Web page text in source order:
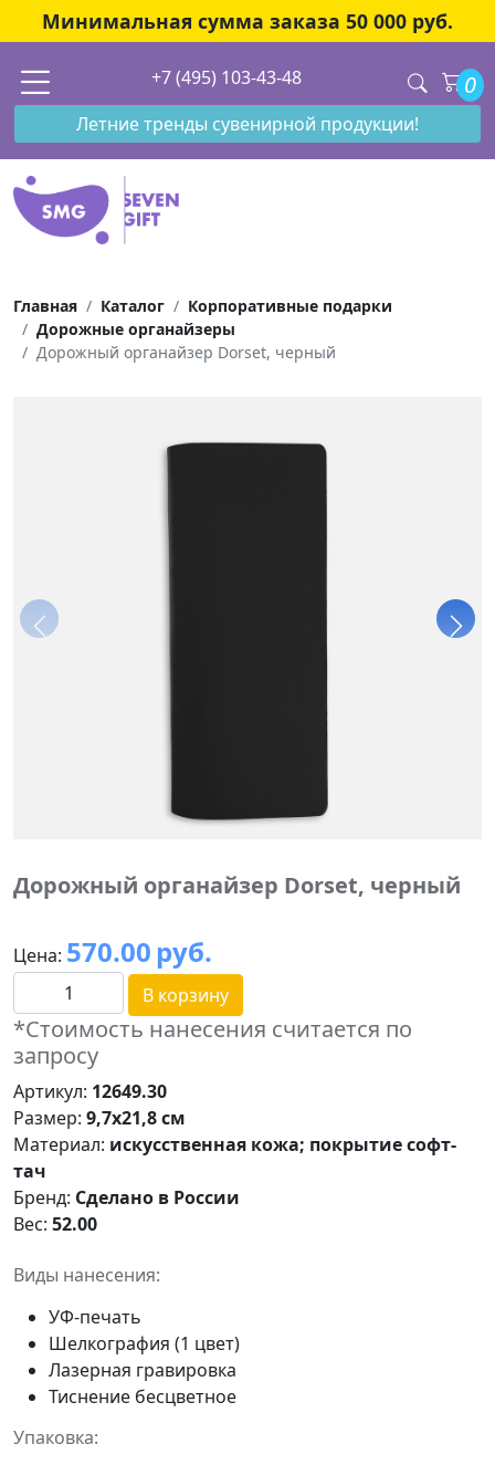
Минимальная сумма заказа 50 000 руб.
+7 (495) 103-43-48 0
Летние тренды сувенирной продукции!
Главная Каталог
Корпоративные подарки
Дорожные органайзеры
Дорожный органайзер Dorset, черный
Дорожный органайзер Dorset, черный
Цена: 570.00 руб.
В корзину
*Стоимость нанесения считается по
запросу
Артикул: 12649.30
Размер: 9,7х21,8 см
Материал: искусственная кожа; покрытие софт-
тач
Бренд: Сделано в России
Вес: 52.00
Виды нанесения:
УФ-печать
Шелкография (1 цвет)
Лазерная гравировка
Тиснение бесцветное
Упаковка: